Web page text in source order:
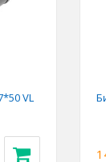
VL